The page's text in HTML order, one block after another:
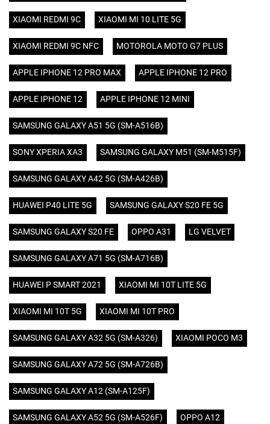
XIAOMI REDMI 9C XIAOMI MI 10 LITE 5G
XIAOMI REDMI 9C NFC MOTOROLA MOTO G7 PLUS
APPLE IPHONE 12 PRO MAX APPLE IPHONE 12 PRO
APPLE IPHONE 12 APPLE IPHONE 12 MINI
SAMSUNG GALAXY A51 5G (SM-A516B)
SONY XPERIA XA3 SAMSUNG GALAXY M51 (SM-M515F)
SAMSUNG GALAXY A42 5G (SM-A426B)
HUAWEI P40 LITE 5G SAMSUNG GALAXY S20 FE 5G
SAMSUNG GALAXY S20 FE OPPO A31 LG VELVET
SAMSUNG GALAXY A71 5G (SM-A716B)
HUAWEI P SMART 2021 XIAOMI MI 10T LITE 5G
XIAOMI MI 10T 5G XIAOMI MI 10T PRO
SAMSUNG GALAXY A32 5G (SM-A326) XIAOMI POCO M3
SAMSUNG GALAXY A72 5G (SM-A726B)
SAMSUNG GALAXY A12 (SM-A125F)
SAMSUNG GALAXY A52 5G (SM-A526F) OPPO A12